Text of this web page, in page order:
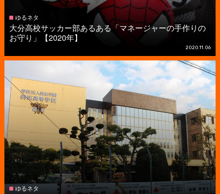
ゆるネタ
大分高校サッカー部あるある「マネージャーの手作りの
お守り」【2020年】
2020.11.06
ゆるネタ